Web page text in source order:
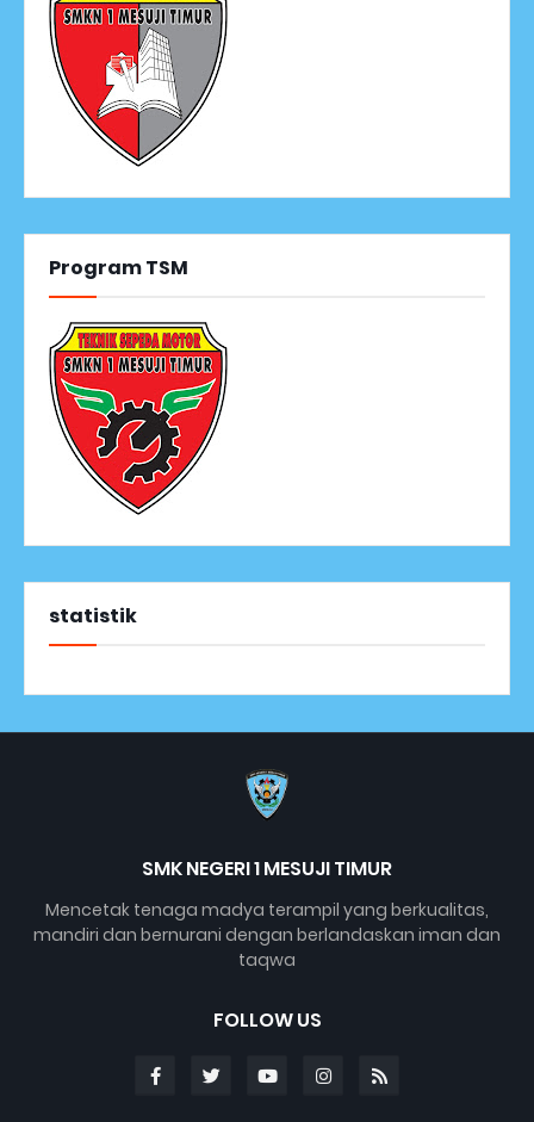
Program TSM
statistik
SMK NEGERI 1 MESUJI TIMUR
Mencetak tenaga madya terampil yang berkualitas,
mandiri dan bernurani dengan berlandaskan iman dan
taqwa
FOLLOW US